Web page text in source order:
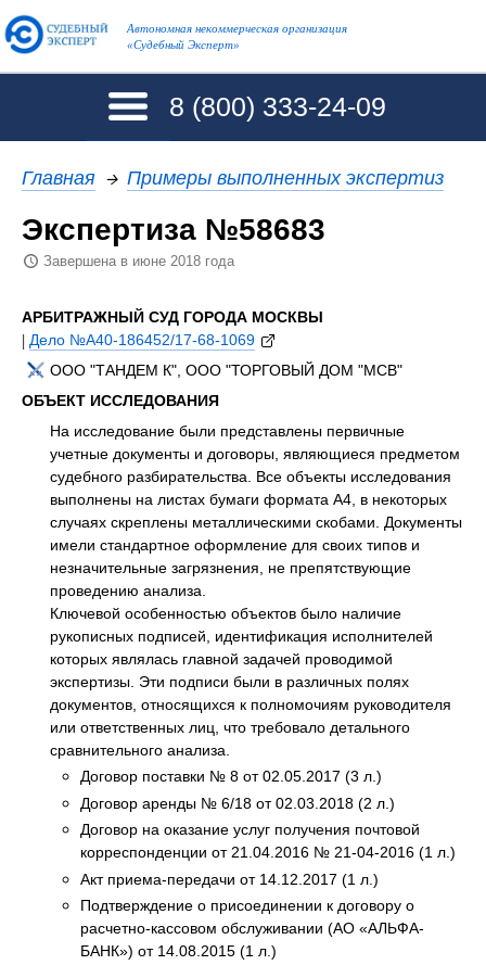
Автономная некоммерческая организация
«Судебный Эксперт»
8 (800) 333-24-09
Главная → Примеры выполненных экспертиз
Экспертиза №58683
Завершена в июне 2018 года
АРБИТРАЖНЫЙ СУД ГОРОДА МОСКВЫ
| Дело №А40-186452/17-68-1069
ООО "ТАНДЕМ К", ООО "ТОРГОВЫЙ ДОМ "МСВ"
ОБЪЕКТ ИССЛЕДОВАНИЯ
На исследование были представлены первичные
учетные документы и договоры, являющиеся предметом
судебного разбирательства. Все объекты исследования
выполнены на листах бумаги формата А4, в некоторых
случаях скреплены металлическими скобами. Документы
имели стандартное оформление для своих типов и
незначительные загрязнения, не препятствующие
проведению анализа.
Ключевой особенностью объектов было наличие
рукописных подписей, идентификация исполнителей
которых являлась главной задачей проводимой
экспертизы. Эти подписи были в различных полях
документов, относящихся к полномочиям руководителя
или ответственных лиц, что требовало детального
сравнительного анализа.
Договор поставки № 8 от 02.05.2017 (3 л.)
Договор аренды № 6/18 от 02.03.2018 (2 л.)
Договор на оказание услуг получения почтовой
корреспонденции от 21.04.2016 № 21-04-2016 (1 л.)
Акт приема-передачи от 14.12.2017 (1 л.)
Подтверждение о присоединении к договору о
расчетно-кассовом обслуживании (АО «АЛЬФА-
БАНК») от 14.08.2015 (1 л.)